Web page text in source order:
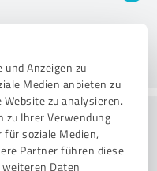
Anzeigen zu
Medien anbieten zu
zu analysieren.
zu Ihrer Verwendung
soziale Medien,
Partner führen diese
Daten